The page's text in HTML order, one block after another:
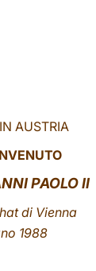
AUSTRIA
PAOLO II
di Vienna
1988